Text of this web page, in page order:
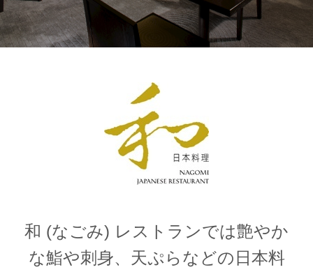
和 (なごみ) レストランでは艶やか
な鮨や刺身、天ぷらなどの日本料